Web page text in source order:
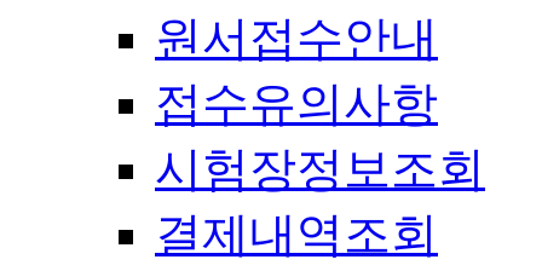
원서접수안내
접수유의사항
시험장정보조회
결제내역조회